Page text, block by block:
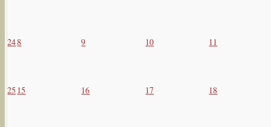
248 9 10 11
25 15 16 17 18